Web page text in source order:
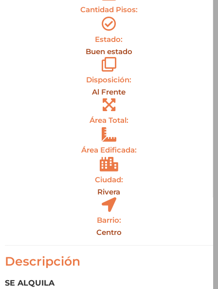
Cantidad Pisos:
Estado:
Buen estado
Disposición:
Al Frente
Área Total:
Área Edificada:
Ciudad:
Rivera
Barrio:
Centro
Descripción
SE ALQUILA